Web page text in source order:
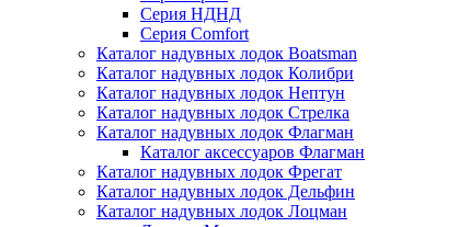
Серия НДНД
Серия Comfort
Каталог надувных лодок Boatsman
Каталог надувных лодок Колибри
Каталог надувных лодок Нептун
Каталог надувных лодок Стрелка
Каталог надувных лодок Флагман
Каталог аксессуаров Флагман
Каталог надувных лодок Фрегат
Каталог надувных лодок Дельфин
Каталог надувных лодок Лоцман